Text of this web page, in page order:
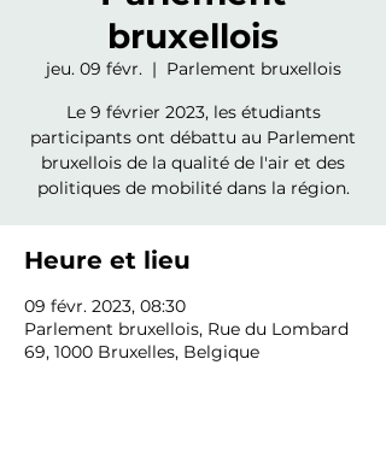
bruxellois
jeu. 09 févr.
  |
Parlement bruxellois
Le 9 février 2023, les étudiants
participants ont débattu au Parlement
bruxellois de la qualité de l'air et des
politiques de mobilité dans la région.
Heure et lieu
09 févr. 2023, 08:30
Parlement bruxellois, Rue du Lombard
69, 1000 Bruxelles, Belgique